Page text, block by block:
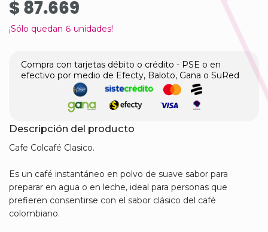
¡Sólo quedan 6 unidades!
$ 87.669
Compra con tarjetas débito o crédito - PSE o en
efectivo por medio de Efecty, Baloto, Gana o SuRed
Descripción del producto
Cafe Colcafé Clasico.
Es un café instantáneo en polvo de suave sabor para
preparar en agua o en leche, ideal para personas que
prefieren consentirse con el sabor clásico del café
colombiano.